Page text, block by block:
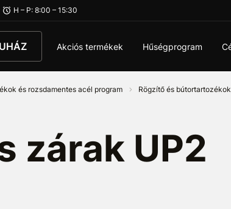
H – P: 8:00 – 15:30
Akciós termékek Hűségprogram
és rozsdamentes acél program Rögzítő és bútortartozékok
zárak UP2